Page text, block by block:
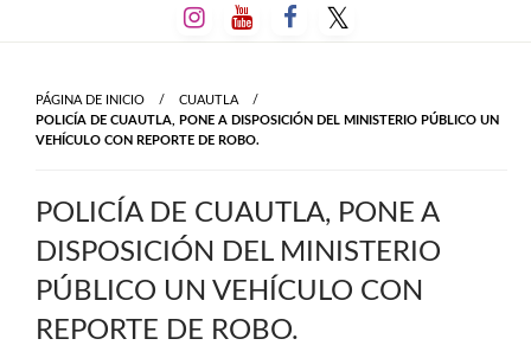
al
PÁGINA DE INICIO
CUAUTLA
POLICÍA DE CUAUTLA, PONE A DISPOSICIÓN DEL MINISTERIO PÚBLICO UN
VEHÍCULO CON REPORTE DE ROBO.
POLICÍA DE CUAUTLA, PONE A
DISPOSICIÓN DEL MINISTERIO
PÚBLICO UN VEHÍCULO CON
REPORTE DE ROBO.